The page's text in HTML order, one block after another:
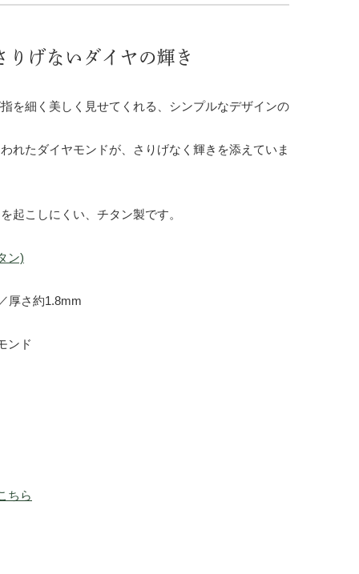
りげないダイヤの輝き
を細く美しく見せてくれる、シンプルなデザインの
れたダイヤモンドが、さりげなく輝きを添えていま
起こしにくい、チタン製です。
ン)
厚さ約1.8mm
ンド
ちら